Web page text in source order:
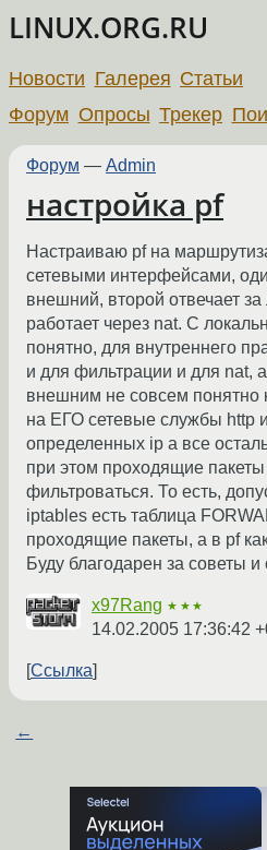
LINUX.ORG.RU
Новости Галерея Статьи
Форум Опросы Трекер
Форум — Admin
настройка pf
Настраиваю pf на
сетевыми интерфейсами,
внешний, второй отвечает за
работает через nat. С
понятно, для внутреннего
и для фильтрации и для nat,
внешним не совсем понятно
на ЕГО сетевые службы http
определенных ip а все
при этом проходящие
фильтроваться. То есть,
iptables есть таблица
проходящие пакеты, а в pf
Буду благодарен за советы и
x97Rang ★★★
14.02.2005 17:36:42
Ссылка
←